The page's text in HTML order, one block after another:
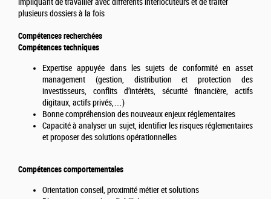
impliquant de travailler avec différents interlocuteurs et de traiter
plusieurs dossiers à la fois
Compétences recherchées
Compétences techniques
Expertise appuyée dans les sujets de conformité en asset
management (gestion, distribution et protection des
investisseurs, conflits d’intérêts, sécurité financière, actifs
digitaux, actifs privés,…)
Bonne compréhension des nouveaux enjeux réglementaires
Capacité à analyser un sujet, identifier les risques réglementaires
et proposer des solutions opérationnelles
Compétences comportementales
Orientation conseil, proximité métier et solutions